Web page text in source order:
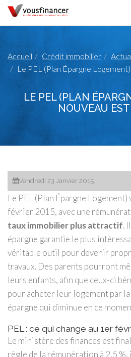
Accueil Crédit immobilier
Le PEL (Plan Épargne
LE PEL (PLAN
NOUVEAU
Vendredi 23 Janvier 2015
Le PEL (Plan Épargne
février 2015, avec une
taux immobilier plus attractif.
épargne garantie le plus
véritable outil pour devenir
travaux. Des parents pourront
leurs enfants, afin que ceux-ci
pour acheter leur logement par
épargne qui diminue en ce
PEL : ce qui change au 1er
Le ministère des finances est
règle de la rémunération à 2,5 %,